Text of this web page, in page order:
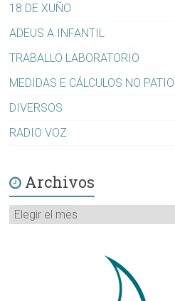
18 DE XUÑO
ADEUS A INFANTIL
TRABALLO LABORATORIO
MEDIDAS E CÁLCULOS NO PATIO
DIVERSOS
RADIO VOZ
Archivos
Archivos